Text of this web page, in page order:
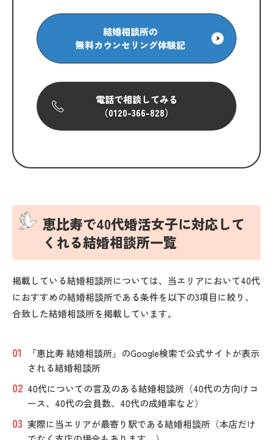
結婚相談所の
無料カウンセリング体験記
電話で相談してみる
（0120-366-828）
恵比寿で40代婚活女子に対応して
くれる結婚相談所一覧
掲載している結婚相談所については、当エリアにおいて40代
におすすめの結婚相談所である条件を以下の3項目に絞り、
合致した結婚相談所を掲載しています。
「恵比寿 結婚相談所」のGoogle検索で公式サイトが表示
される結婚相談所
40代についての言及のある結婚相談所（40代の方向けコ
ース、40代の会員数、40代の成婚率など）
実際に当エリアが最寄り駅である結婚相談所（本店だけ